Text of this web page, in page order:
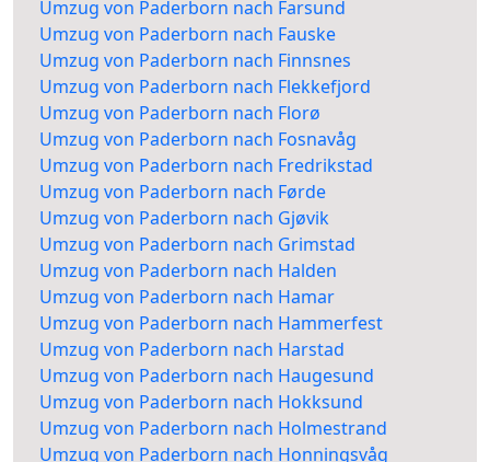
Umzug von Paderborn nach Farsund
Umzug von Paderborn nach Fauske
Umzug von Paderborn nach Finnsnes
Umzug von Paderborn nach Flekkefjord
Umzug von Paderborn nach Florø
Umzug von Paderborn nach Fosnavåg
Umzug von Paderborn nach Fredrikstad
Umzug von Paderborn nach Førde
Umzug von Paderborn nach Gjøvik
Umzug von Paderborn nach Grimstad
Umzug von Paderborn nach Halden
Umzug von Paderborn nach Hamar
Umzug von Paderborn nach Hammerfest
Umzug von Paderborn nach Harstad
Umzug von Paderborn nach Haugesund
Umzug von Paderborn nach Hokksund
Umzug von Paderborn nach Holmestrand
Umzug von Paderborn nach Honningsvåg